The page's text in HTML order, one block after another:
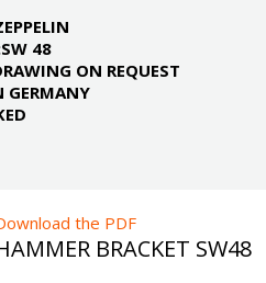
48
ON REQUEST
GERMANY
the PDF
BRACKET SW48